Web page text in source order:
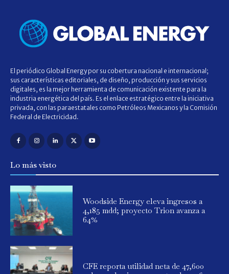
El periódico Global Energy por su cobertura nacional e internacional;
sus características editoriales, de diseño, producción y sus servicios
digitales, es la mejor herramienta de comunicación existente para la
industria energética del país. Es el enlace estratégico entre la iniciativa
privada, con las paraestatales como Petróleos Mexicanos y la Comisión
Federal de Electricidad.
Lo más visto
Woodside Energy eleva ingresos a
4,185 mdd; proyecto Trion avanza a
64%
CFE reporta utilidad neta de 47,600